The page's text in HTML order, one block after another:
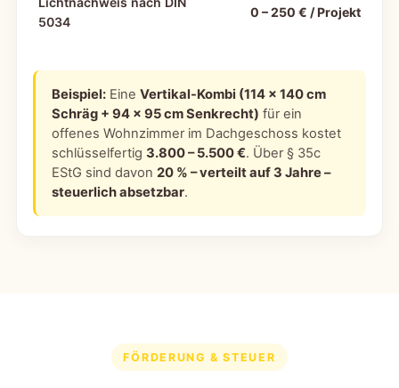
5034
0 – 250 € / Projekt
Beispiel: EineVertikal-Kombi (114 × 140 cm
Schräg + 94 × 95 cm Senkrecht) für ein
offenes Wohnzimmer im Dachgeschoss kostet
schlüsselfertig3.800 – 5.500 €. Über § 35c
EStG sind davon20 % – verteilt auf 3 Jahre –
steuerlich absetzbar.
FÖRDERUNG & STEUER